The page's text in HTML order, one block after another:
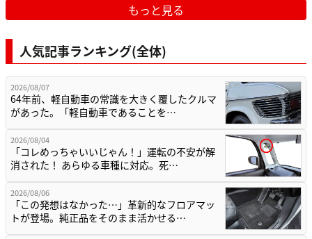
もっと見る
人気記事ランキング(全体)
2026/08/07
64年前、軽自動車の常識を大きく覆したクルマ
があった。「軽自動車であることを…
2026/08/04
「コレめっちゃいいじゃん！」運転の不安が解
消された！ あらゆる車種に対応。死…
2026/08/06
「この発想はなかった…」革新的なフロアマッ
トが登場。純正品をそのまま活かせる…